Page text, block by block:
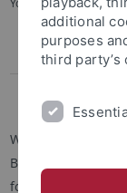
You are here:
Sonstige Gutachten
Wenn Sie ein
Begabten-
folgender Seite:
additional
purposes
third party’s